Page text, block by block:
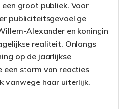
groot publiek. Voor
publiciteitsgevoelige
Alexander en koningin
realiteit. Onlangs
op de jaarlijkse
een storm van reacties
vanwege haar uiterlijk.